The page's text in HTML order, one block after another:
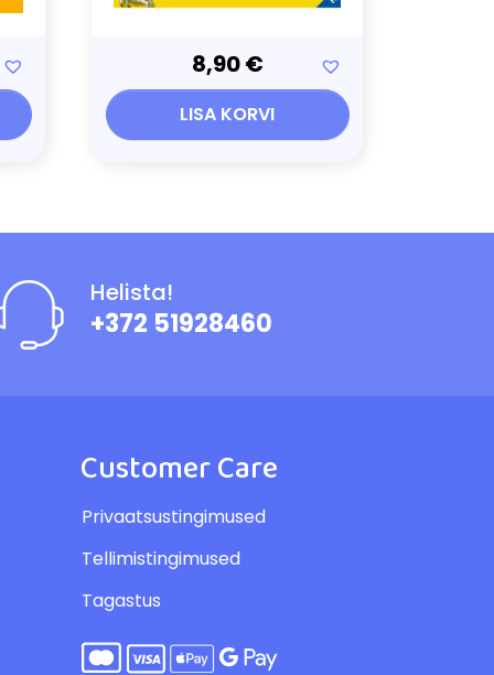
8,90€
LISA KORVI
Helista!
+372 51928460
Customer Care
Privaatsustingimused
Tellimistingimused
Tagastus